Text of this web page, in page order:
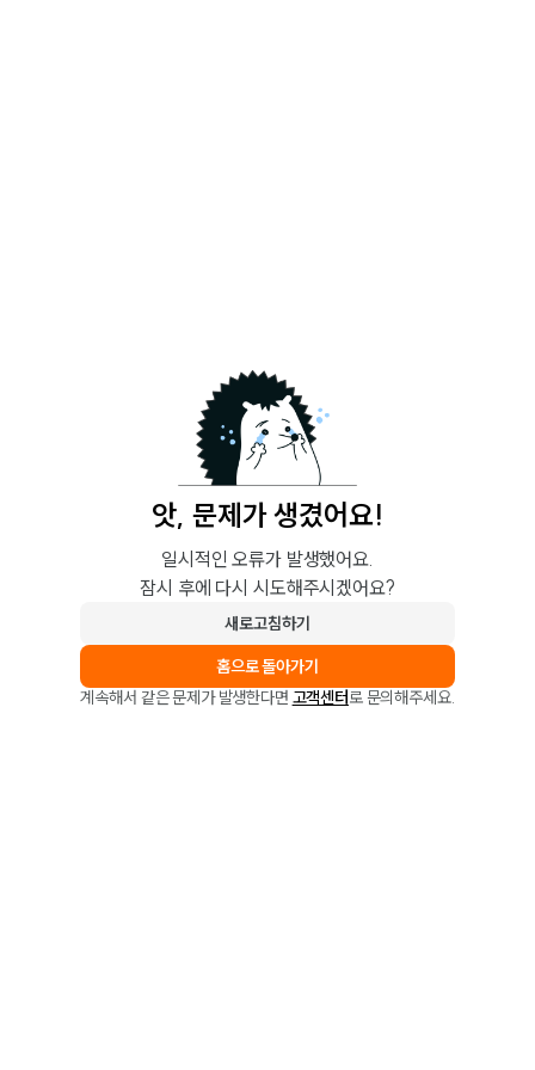
앗, 문제가 생겼어요!
일시적인 오류가 발생했어요.
잠시 후에 다시 시도해주시겠어요?
새로고침하기
홈으로 돌아가기
계속해서 같은 문제가 발생한다면 고객센터로 문의해주세요.